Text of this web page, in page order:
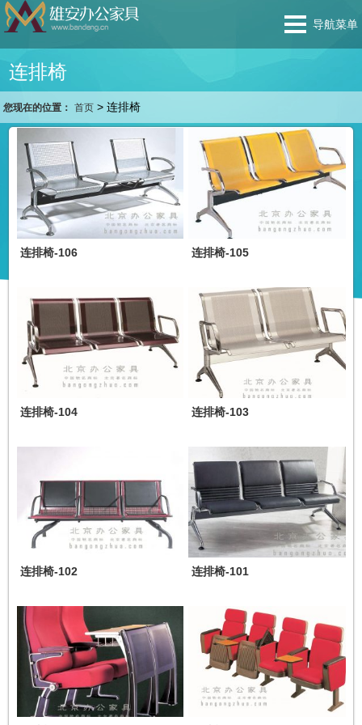
导航菜单
连排椅
您现在的位置： 首页 >连排椅
连排椅-106 连排椅-105
连排椅-104 连排椅-103
连排椅-102 连排椅-101